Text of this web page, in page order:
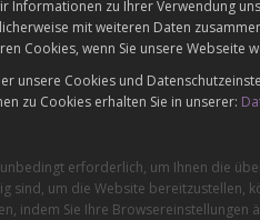
Informationen zu Ihrer Verwendung
mit weiteren Daten
Cookies, wenn Sie unsere Webseite
unsere Cookies und
zu Cookies erhalten Sie in unserer:
erforderlich, um Ihnen die
sind, um die Website bereitzustellen,
indem Sie Ihre